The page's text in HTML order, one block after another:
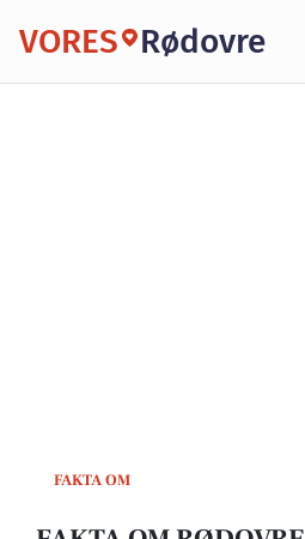
VORES Rødovre
FAKTA OM